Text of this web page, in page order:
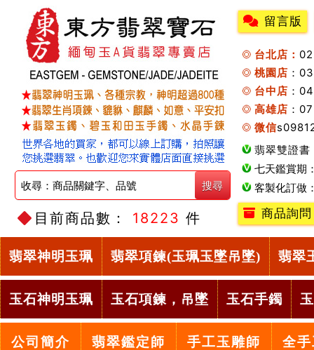
目前商品數： 18223 件
留言版
台北店：
桃園店 ：
台中店 ：
高雄店 ：
微信
翡翠雙證書
七天鑑賞期
客製化訂做
商品詢問
翡翠神明玉珮 翡翠項鍊(玉珮玉墜吊墜) 翡翠
玉石神明玉珮 玉石項鍊，吊墜 玉石手鐲
公司簡介 翡翠鑑定師 手工玉雕師 全